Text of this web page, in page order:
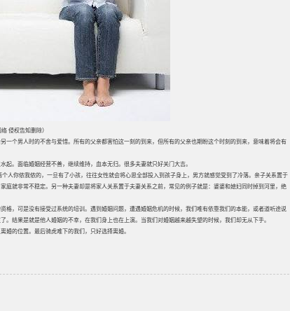
络 侵权告知删除）
个男人时的不舍与爱惜。所有的父亲都害怕这一刻的到来，但所有的父亲也期盼这个时刻的到来，意味着将会有
。面临婚姻经营不善，继续维持，血本无归。很多夫妻就只好关门大吉。
你侬我侬的，一旦有了小孩，往往女性就会将心思全部投入到孩子身上，男方就感觉受到了冷落。亲子关系置于
就非常不稳定。另一种夫妻却是将家人关系置于夫妻关系之前，常见的例子就是：婆婆和媳妇同时掉到河里，绝
，可是没有接受过系统的培训。遇到婚姻问题，遭遇婚姻危机的时候，我们唯有依靠我们的本能，或者道听途说
结果是就是他人婚姻的不幸，在我们身上也在上演。当我们对婚姻越来越失望的时候，我们却无从下手。
婚的位置。最后骑虎难下的我们，只好选择离婚。